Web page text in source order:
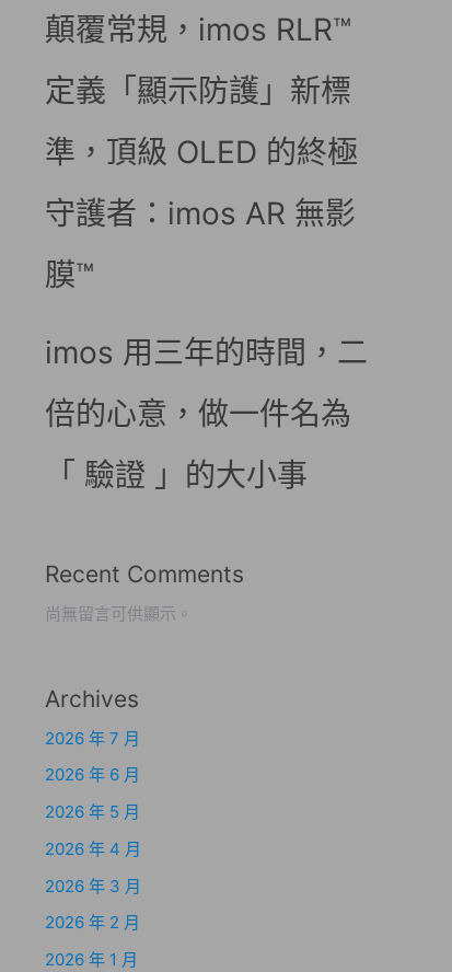
顛覆常規，imos RLR™
定義「顯示防護」新標
準，頂級 OLED 的終極
守護者：imos AR 無影
膜™
imos 用三年的時間，二
倍的心意，做一件名為
「 驗證 」的大小事
Recent Comments
尚無留言可供顯示。
Archives
2026 年 7 月
2026 年 6 月
2026 年 5 月
2026 年 4 月
2026 年 3 月
2026 年 2 月
2026 年 1 月